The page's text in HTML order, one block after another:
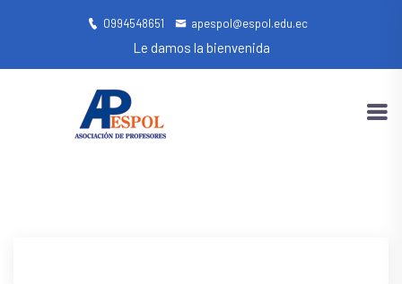
0994548651 apespol@espol.edu.ec
Le damos la bienvenida